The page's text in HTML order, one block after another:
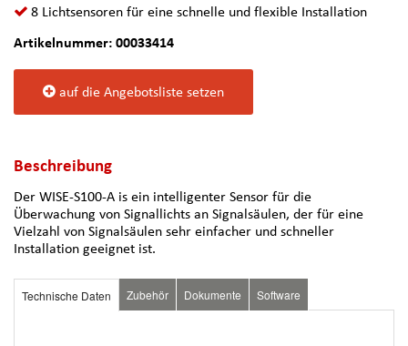
8 Lichtsensoren für eine schnelle und flexible Installation
Artikelnummer: 00033414
auf die Angebotsliste setzen
Beschreibung
Der WISE-S100-A is ein intelligenter Sensor für die
Überwachung von Signallichts an Signalsäulen, der für eine
Vielzahl von Signalsäulen sehr einfacher und schneller
Installation geeignet ist.
Technische Daten Zubehör Dokumente Software